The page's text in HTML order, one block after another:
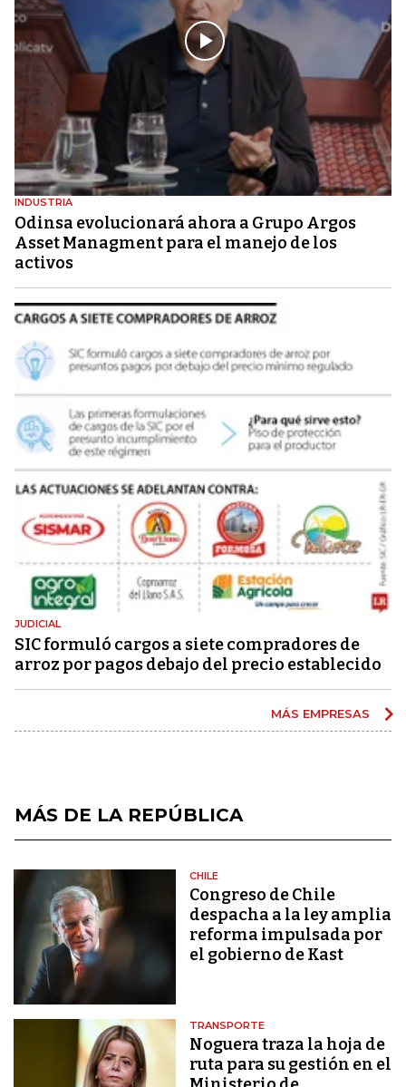
INDUSTRIA
Odinsa evolucionará ahora a Grupo Argos
Asset Managment para el manejo de los
activos
JUDICIAL
SIC formuló cargos a siete compradores de
arroz por pagos debajo del precio establecido
MÁS EMPRESAS
MÁS DE LA REPÚBLICA
CHILE
Congreso de Chile
despacha a la ley amplia
reforma impulsada por
el gobierno de Kast
TRANSPORTE
Noguera traza la hoja de
ruta para su gestión en el